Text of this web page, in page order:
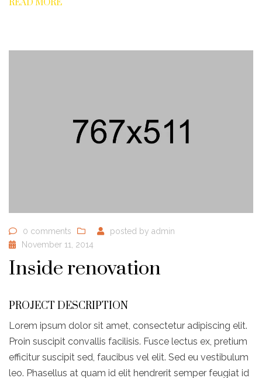
READ MORE
0 comments posted by admin
November 11, 2014
Inside renovation
PROJECT DESCRIPTION
Lorem ipsum dolor sit amet, consectetur adipiscing elit.
Proin suscipit convallis facilisis. Fusce lectus ex, pretium
efficitur suscipit sed, faucibus vel elit. Sed eu vestibulum
leo. Phasellus at quam id elit hendrerit semper feugiat id